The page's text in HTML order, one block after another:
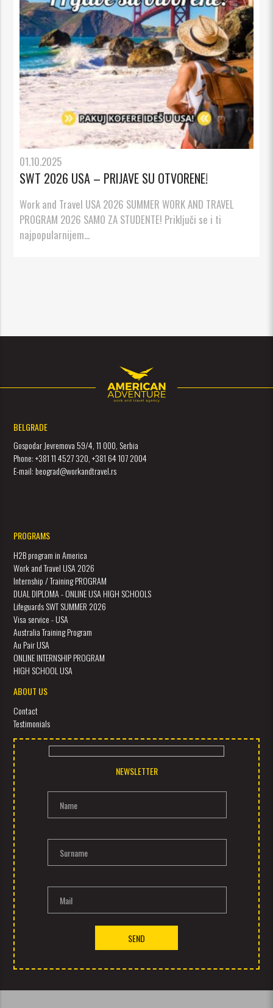
01.10.2025
SWT 2026 USA – PRIJAVE SU OTVORENE!
Work and Travel USA 2026 SUMMER WORK AND TRAVEL
PROGRAM 2026 SAMO ZA STUDENTE! Priključi se i ti
najpopularnijem...
BELGRADE
Gospodar Jevremova 59/4, 11 000, Serbia
Phone: +381 11 4527 320, +381 64 107 2004
E-mail: beograd@workandtravel.rs
PROGRAMS
H2B program in America
Work and Travel USA 2026
Internship / Training PROGRAM
DUAL DIPLOMA - ONLINE USA HIGH SCHOOLS
Lifeguards SWT SUMMER 2026
Visa service - USA
Australia Training Program
Au Pair USA
ONLINE INTERNSHIP PROGRAM
HIGH SCHOOL USA
ABOUT US
Contact
Testimonials
NEWSLETTER
Name
Surname
Mail